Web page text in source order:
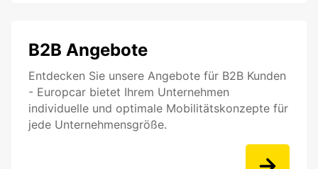
B2B Angebote
Entdecken Sie unsere Angebote für B2B Kunden
- Europcar bietet Ihrem Unternehmen
individuelle und optimale Mobilitätskonzepte für
jede Unternehmensgröße.